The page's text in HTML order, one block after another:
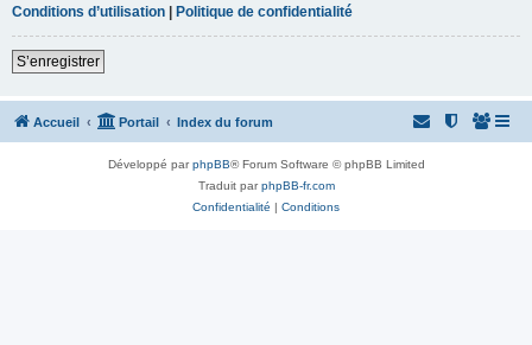
Conditions d’utilisation | Politique de confidentialité
S’enregistrer
Accueil Portail Index du forum
Développé parphpBB® Forum Software © phpBB Limited
Traduit parphpBB-fr.com
Confidentialité | Conditions